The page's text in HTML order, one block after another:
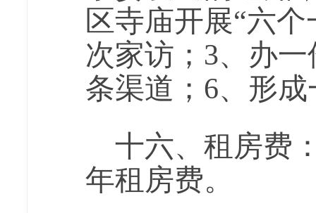
区寺庙开展“六
次家访；3、办
条渠道；6、形
十六、租房费
年租房费。